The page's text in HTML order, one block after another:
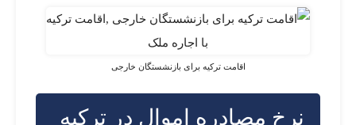
اقامت ترکیه برای بازنشستگان خارجی
نرخ مصادره اموال در ترکیه